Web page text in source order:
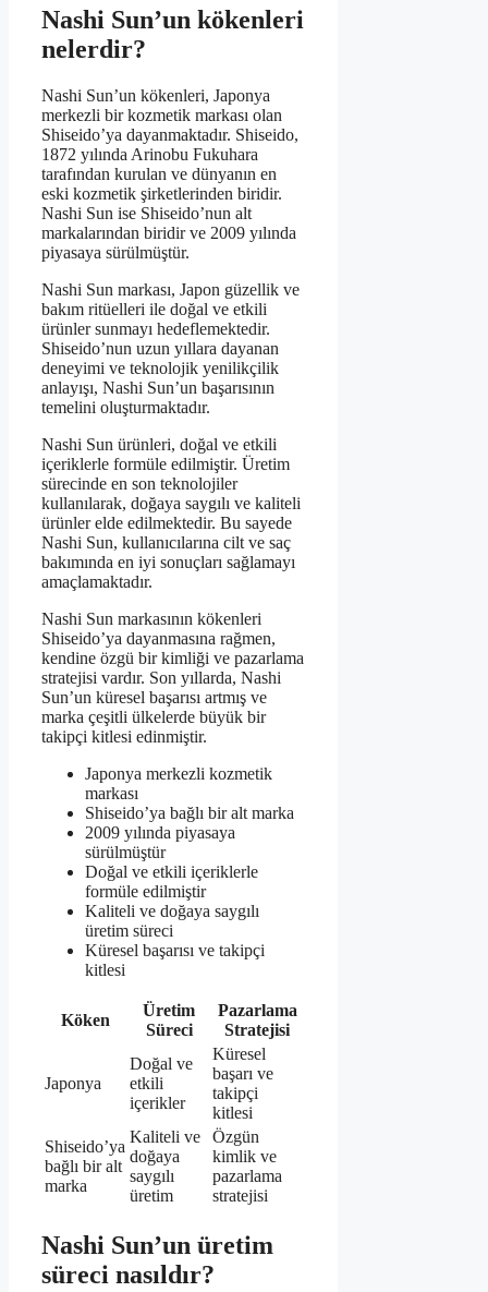
Nashi Sun’un kökenleri
nelerdir?
Nashi Sun’un kökenleri, Japonya
merkezli bir kozmetik markası olan
Shiseido’ya dayanmaktadır. Shiseido,
1872 yılında Arinobu Fukuhara
tarafından kurulan ve dünyanın en
eski kozmetik şirketlerinden biridir.
Nashi Sun ise Shiseido’nun alt
markalarından biridir ve 2009 yılında
piyasaya sürülmüştür.
Nashi Sun markası, Japon güzellik ve
bakım ritüelleri ile doğal ve etkili
ürünler sunmayı hedeflemektedir.
Shiseido’nun uzun yıllara dayanan
deneyimi ve teknolojik yenilikçilik
anlayışı, Nashi Sun’un başarısının
temelini oluşturmaktadır.
Nashi Sun ürünleri, doğal ve etkili
içeriklerle formüle edilmiştir. Üretim
sürecinde en son teknolojiler
kullanılarak, doğaya saygılı ve kaliteli
ürünler elde edilmektedir. Bu sayede
Nashi Sun, kullanıcılarına cilt ve saç
bakımında en iyi sonuçları sağlamayı
amaçlamaktadır.
Nashi Sun markasının kökenleri
Shiseido’ya dayanmasına rağmen,
kendine özgü bir kimliği ve pazarlama
stratejisi vardır. Son yıllarda, Nashi
Sun’un küresel başarısı artmış ve
marka çeşitli ülkelerde büyük bir
takipçi kitlesi edinmiştir.
Japonya merkezli kozmetik
markası
Shiseido’ya bağlı bir alt marka
2009 yılında piyasaya
sürülmüştür
Doğal ve etkili içeriklerle
formüle edilmiştir
Kaliteli ve doğaya saygılı
üretim süreci
Küresel başarısı ve takipçi
kitlesi
Köken
Üretim
Süreci
Pazarlama
Stratejisi
Japonya
Doğal ve
etkili
içerikler
Küresel
başarı ve
takipçi
kitlesi
Shiseido’ya
bağlı bir alt
marka
Kaliteli ve
doğaya
saygılı
üretim
Özgün
kimlik ve
pazarlama
stratejisi
Nashi Sun’un üretim
süreci nasıldır?